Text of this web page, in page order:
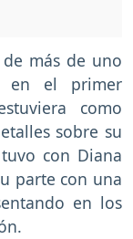
más de uno
en el primer
como
sobre su
con Diana
parte con una
en los